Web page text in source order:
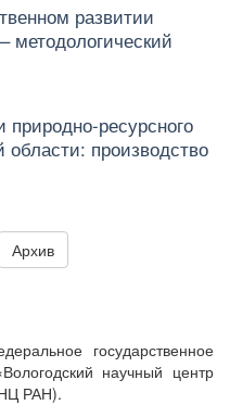
развитии
методологический
ресурсного
области: производство
Архив
государственное
научный центр
РАН).